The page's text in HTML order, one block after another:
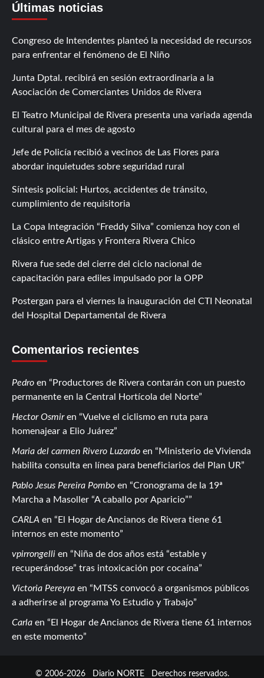
Últimas noticias
Congreso de Intendentes planteó la necesidad de recursos
para enfrentar el fenómeno de El Niño
Junta Dptal. recibirá en sesión extraordinaria a la
Asociación de Comerciantes Unidos de Rivera
El Teatro Municipal de Rivera presenta una variada agenda
cultural para el mes de agosto
Jefe de Policía recibió a vecinos de Las Flores para
abordar inquietudes sobre seguridad rural
Síntesis policial: Hurtos, accidentes de tránsito,
cumplimiento de requisitoria
La Copa Integración “Freddy Silva” comienza hoy con el
clásico entre Artigas y Frontera Rivera Chico
Rivera fue sede del cierre del ciclo nacional de
capacitación para ediles impulsado por la OPP
Postergan para el viernes la inauguración del CTI Neonatal
del Hospital Departamental de Rivera
Comentarios recientes
Pedro en
Productores de Rivera contarán con un puesto
permanente en la Central Hortícola del Norte
Hector Osmiren
Vuelve el ciclismo en ruta para
homenajear a Elio Juárez
Maria del carmen Rivero Luzardo en
Ministerio de Vivienda
habilita consulta en línea para beneficiarios del Plan UR
Pablo Jesus Pereira Pombo en
Cronograma de la 19ª
Marcha a Masoller “A caballo por Aparicio”
CARLA en
El Hogar de Ancianos de Rivera tiene 61
internos en este momento
vpirrongelli en
Niña de dos años está “estable y
recuperándose” tras intoxicación por cocaína
Victoria Pereyra en
MTSS convocó a organismos públicos
a adherirse al programa Yo Estudio y Trabajo
Carla en
El Hogar de Ancianos de Rivera tiene 61 internos
en este momento
© 2006-2026 Diario NORTE Derechos reservados.